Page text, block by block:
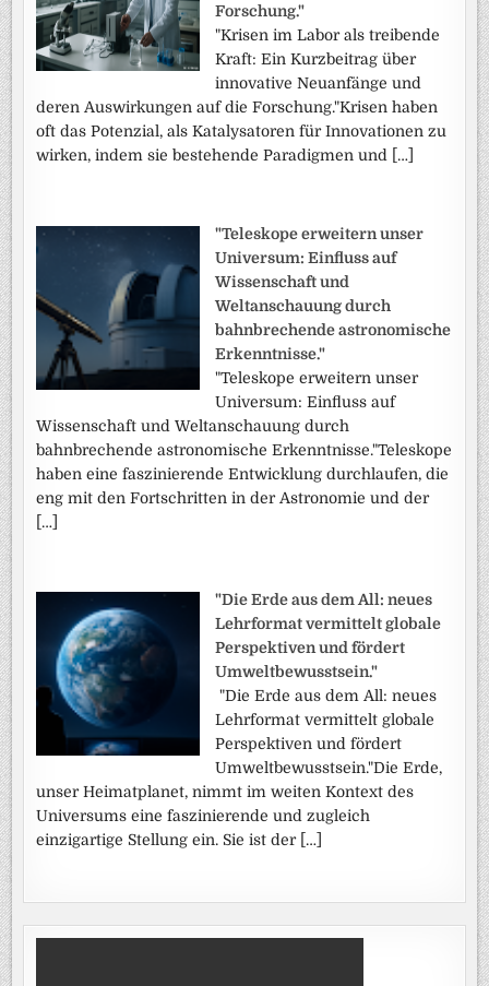
Forschung."
"Krisen im Labor als treibende
Kraft: Ein Kurzbeitrag über
innovative Neuanfänge und
deren Auswirkungen auf die Forschung."Krisen haben
oft das Potenzial, als Katalysatoren für Innovationen zu
wirken, indem sie bestehende Paradigmen und […]
"Teleskope erweitern unser
Universum: Einfluss auf
Wissenschaft und
Weltanschauung durch
bahnbrechende astronomische
Erkenntnisse."
"Teleskope erweitern unser
Universum: Einfluss auf
Wissenschaft und Weltanschauung durch
bahnbrechende astronomische Erkenntnisse."Teleskope
haben eine faszinierende Entwicklung durchlaufen, die
eng mit den Fortschritten in der Astronomie und der
[…]
"Die Erde aus dem All: neues
Lehrformat vermittelt globale
Perspektiven und fördert
Umweltbewusstsein."
"Die Erde aus dem All: neues
Lehrformat vermittelt globale
Perspektiven und fördert
Umweltbewusstsein."Die Erde,
unser Heimatplanet, nimmt im weiten Kontext des
Universums eine faszinierende und zugleich
einzigartige Stellung ein. Sie ist der […]